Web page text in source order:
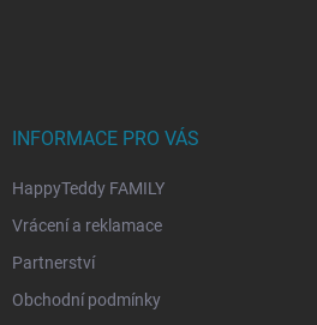
INFORMACE PRO VÁS
HappyTeddy FAMILY
Vrácení a reklamace
Partnerství
Obchodní podmínky